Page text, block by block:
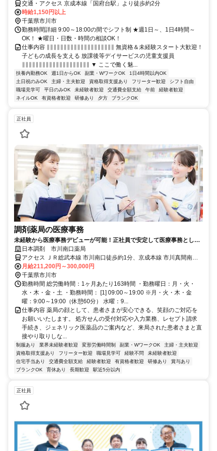
交通・アクセス 京成本線「国府台駅」より徒歩約2分
時給1,150円以上
千葉県市川市
勤務時間詳細 9:00～18:00の間でシフト制 ★週1日～、1日4時間～
OK！ ★曜日・日数・時間の相談OK！
仕事内容 ∥∥∥∥∥∥∥∥∥∥∥∥∥∥∥∥∥∥∥∥ 無資格＆未経験スタート大歓迎！
子どもの成長を支える 放課後等デイサービスの児童支援員
∥∥∥∥∥∥∥∥∥∥∥∥∥∥∥∥∥∥∥∥ ▼ ここで働く魅...
扶養内勤務OK 週1日からOK 副業・WワークOK
1日4時間以内OK
土日祝のみOK
主婦・主夫歓迎 資格取得支援あり フリーター歓迎
シフト自由
職場見学可
平日のみOK 未経験者歓迎 交通費全額支給 午前
経験者歓迎
ネイルOK
有資格者歓迎 研修あり 夕方 ブランクOK
正社員
調剤薬局の医療事務
未経験から医療事務デビューが可能！正社員で安定して医療事務として
のキャリアを築いていただけます。
日本調剤 市川南口薬局
アクセス ＪＲ総武本線 市川南口徒歩約1分、京成本線 市川真間南口
徒歩約9分、京成本線 国府台徒歩約17分
月給211,200円～300,000円
千葉県市川市
勤務時間 総労働時間：1ヶ月あたり163時間 ・勤務曜日：月・火・
水・木・金・土 ・勤務時間： [1] 09:00～19:00 ※月・火・木・金
曜：9:00～19:00（休憩60分） 水曜：9...
仕事内容 薬局の顔として、患者さまが安心できる、笑顔のご対応を
お願いいたします。 処方せんの受付対応や入力業務、レセプト請求
手続き、ジェネリック医薬品のご案内など、来局された患者さまと直
接やり取りしな...
制服あり 業界未経験者歓迎 変形労働時間制 副業・WワークOK
主婦・主夫歓迎
資格取得支援あり
フリーター歓迎 職場見学可 経験不問
未経験者歓迎
住宅手当あり
交通費全額支給 経験者歓迎 有資格者歓迎 研修あり
賞与あり
ブランクOK
育休あり 長期歓迎 駅近5分以内
正社員